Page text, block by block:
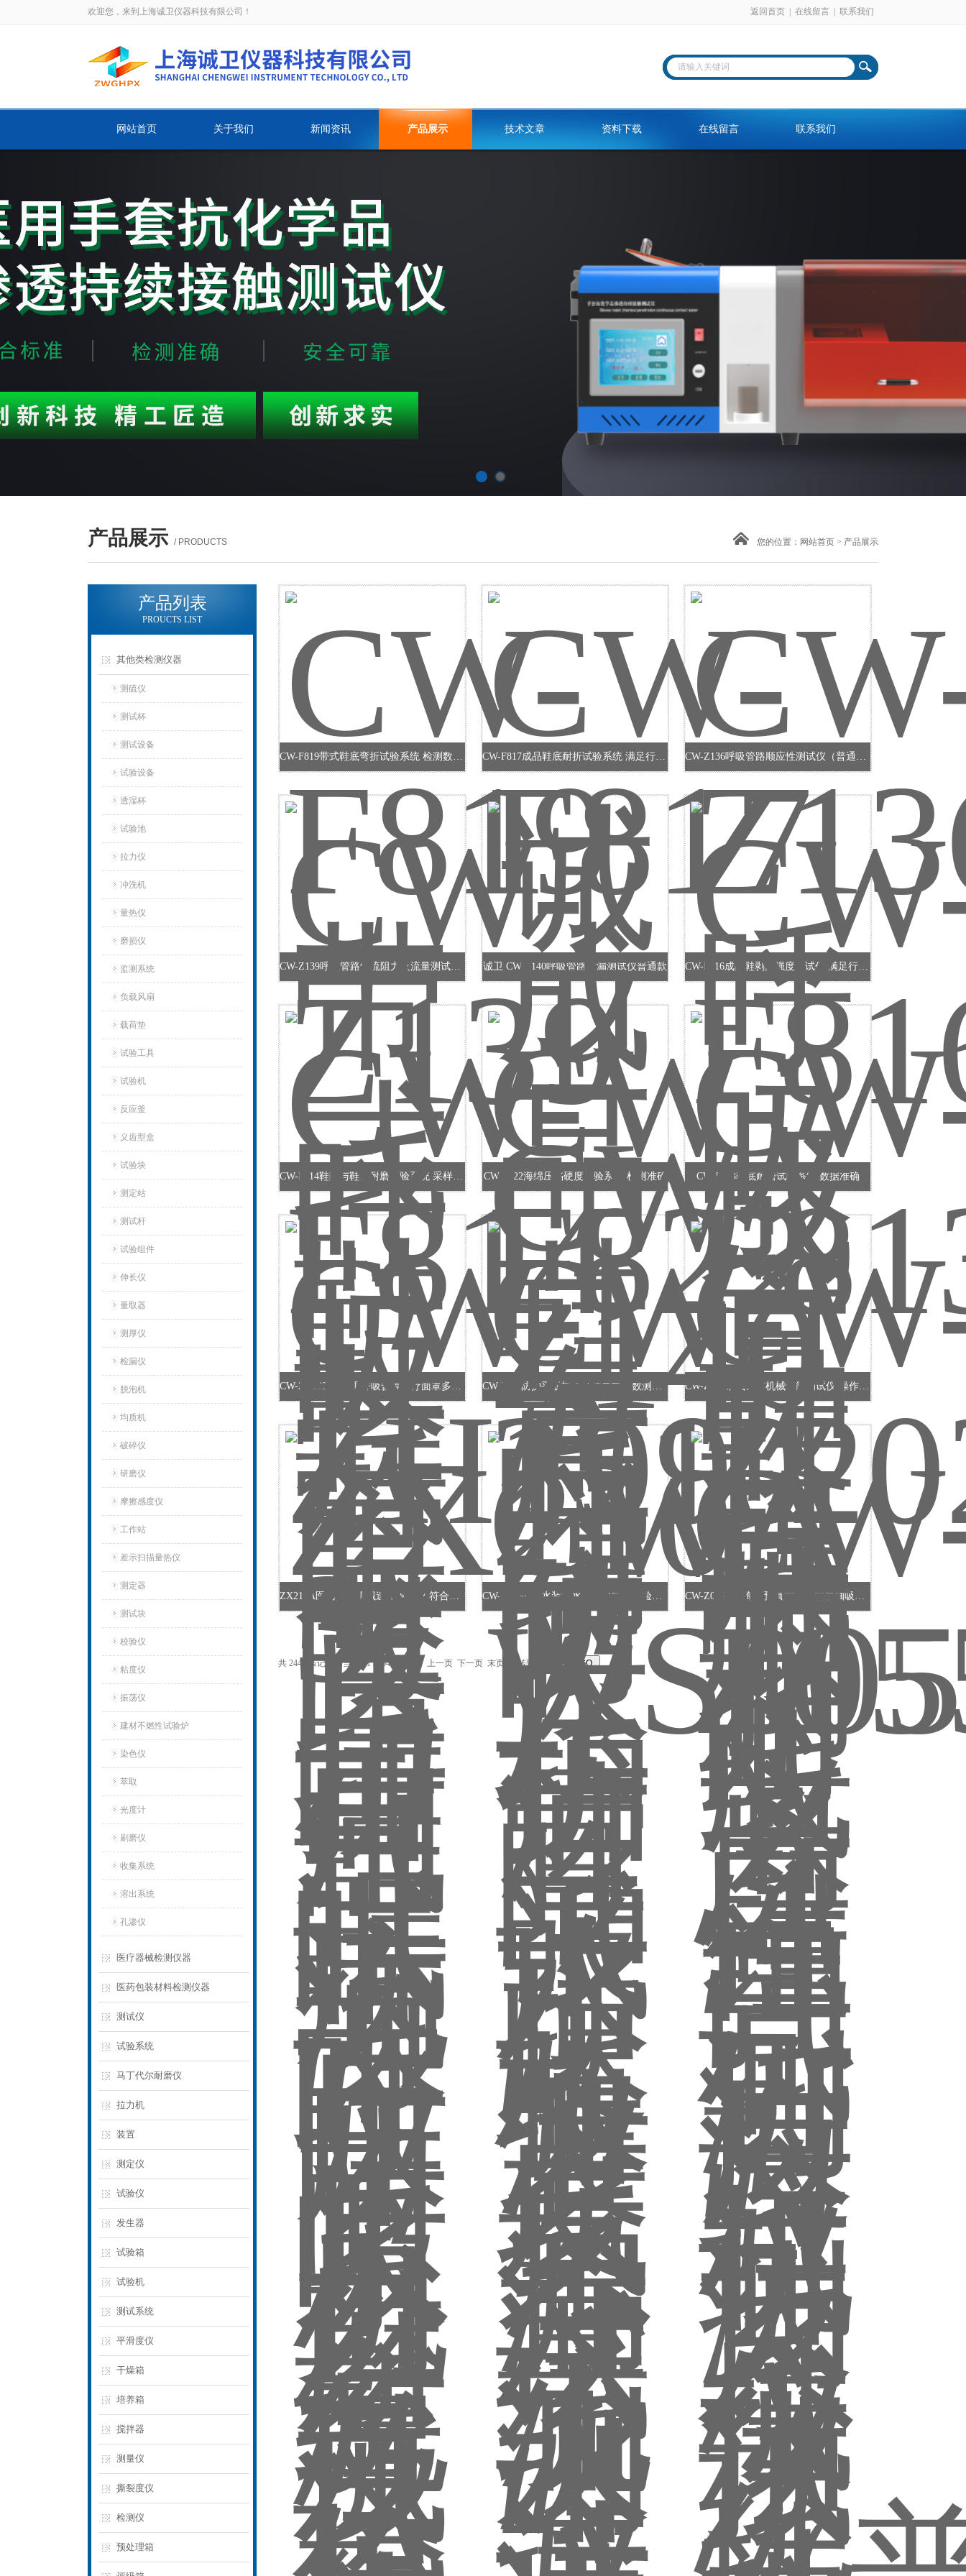
欢迎您，来到上海诚卫仪器科技有限公司！ 返回首页 在线留言 联系我们
网站首页 关于我们 新闻资讯 产品展示 技术文章 资料下载 在线留言 联系我们
产品展示 / PRODUCTS 您的位置： 网站首页 > 产品展示
产品列表
PROUCTS LIST
其他类检测仪器
测硫仪
测试杯
测试设备
试验设备
透湿杯
试验池
拉力仪
冲洗机
量热仪
磨损仪
监测系统
负载风扇
载荷垫
试验工具
试验机‌
反应釜
义齿型盒
试验块
测定站‌
测试杆
试验组件
伸长仪
量取器
测厚仪
检漏仪
脱泡机
均质机
破碎仪
研磨仪
摩擦感度仪
工作站
差示扫描量热仪
测定器
测试块
校验仪
粘度仪
振荡仪
建材不燃性试验炉
染色仪
萃取
光度计
刷磨仪
收集系统
溶出系统
孔渗仪
医疗器械检测仪器
医药包装材料检测仪器
测试仪
试验系统
马丁代尔耐磨仪
拉力机
装置
测定仪
试验仪
发生器
试验箱
试验机
测试系统
平滑度仪
干燥箱
培养箱
搅拌器
测量仪
撕裂度仪
检测仪
预处理箱
CW-F819带式鞋底弯折试验系统 检测数据精准 CW-F817成品鞋底耐折试验系统 满足行业标准 CW-Z136呼吸管路顺应性测试仪（普通款）
CW-Z139呼吸管路气流阻力及流量测试仪（普通款） 诚卫 CW-Z140呼吸管路泄漏测试仪普通款 CW-F816成品鞋剥离强度测试仪 满足行业标准
CW-F814鞋眼与鞋带耐磨试验系统 采样快速稳定 CW-F822海绵压陷硬度试验系统 检测准确 CW-F813鞋底耐磨试验系统 数据准确
CW-ZH199-31睡眠呼吸暂停治疗面罩多功能测试仪 CW-2510防护平板热流计法导热系数测试仪 技术参数 CW-Z202带线锚钉机械性能测试仪 操作简单
ZX210A医用病床机械速度测试仪 符合检测标准 CW-WS005冲水装置水击（水锤）试验系统 产品参数 CW-Z055-5高海拔预真空采集容器抽吸体积试验仪
共 2447 条记录，当前 51 / 164 页 首页 上一页 下一页 末页 跳转到第 页